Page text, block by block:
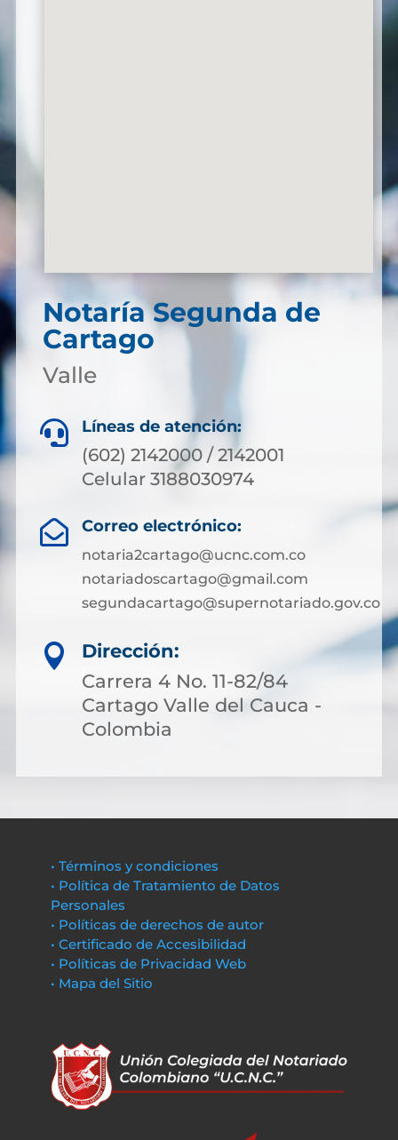
Notaría Segunda de
Cartago
Valle
 Líneas de atención:
(602) 2142000 / 2142001
Celular 3188030974
 Correo electrónico:
notaria2cartago@ucnc.com.co
notariadoscartago@gmail.com
segundacartago@supernotariado.gov.co

Dirección:
Carrera 4 No. 11-82/84
Cartago Valle del Cauca -
Colombia
• Términos y condiciones
• Política de Tratamiento de Datos
Personales
• Políticas de derechos de autor
• Certificado de Accesibilidad
• Políticas de Privacidad Web
• Mapa del Sitio